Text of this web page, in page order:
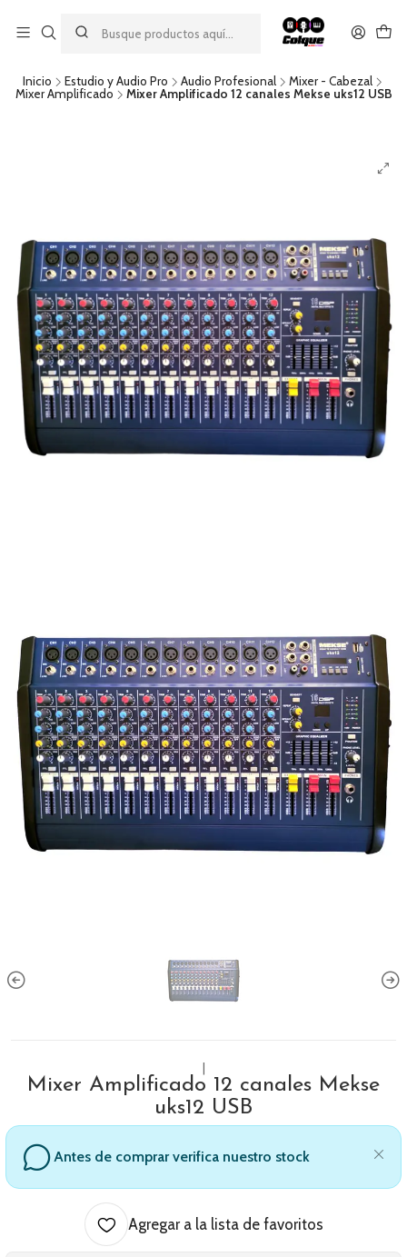
descuento por pago con transferencia bancaria
por una compra mínima de $49.990. Este descuento no es
acumulable a otras promociones ni aplicable a gastos de envío.
Inicio Estudio y Audio Pro Audio Profesional
Mixer - Cabezal
Mixer Amplificado
Mixer Amplificado 12 canales Mekse uks12 USB
Mixer Amplificado 12 canales Mekse
uks12 USB
Antes de comprar verifica nuestro stock
Agregar a la lista de favoritos